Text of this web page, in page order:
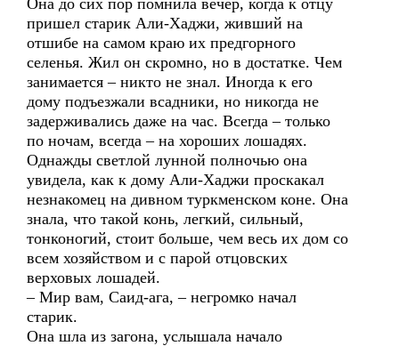
Она до сих пор помнила вечер, когда к отцу
пришел старик Али-Хаджи, живший на
отшибе на самом краю их предгорного
селенья. Жил он скромно, но в достатке. Чем
занимается – никто не знал. Иногда к его
дому подъезжали всадники, но никогда не
задерживались даже на час. Всегда – только
по ночам, всегда – на хороших лошадях.
Однажды светлой лунной полночью она
увидела, как к дому Али-Хаджи проскакал
незнакомец на дивном туркменском коне. Она
знала, что такой конь, легкий, сильный,
тонконогий, стоит больше, чем весь их дом со
всем хозяйством и с парой отцовских
верховых лошадей.
– Мир вам, Саид-ага, – негромко начал
старик.
Она шла из загона, услышала начало